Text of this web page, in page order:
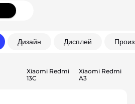
Дизайн Дисплей
Xiaomi Redmi
13C
Xiaomi Redmi
A3